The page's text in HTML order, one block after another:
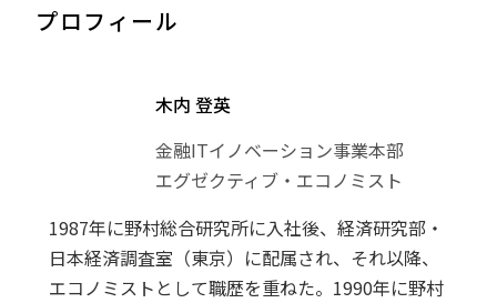
プロフィール
木内 登英
金融ITイノベーション事業本部
エグゼクティブ・エコノミスト
1987年に野村総合研究所に入社後、経済研究部・
日本経済調査室（東京）に配属され、それ以降、
エコノミストとして職歴を重ねた。1990年に野村